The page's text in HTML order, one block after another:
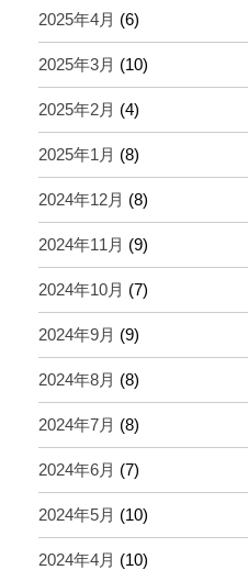
2025年4月 (6)
2025年3月 (10)
2025年2月 (4)
2025年1月 (8)
2024年12月 (8)
2024年11月 (9)
2024年10月 (7)
2024年9月 (9)
2024年8月 (8)
2024年7月 (8)
2024年6月 (7)
2024年5月 (10)
2024年4月 (10)